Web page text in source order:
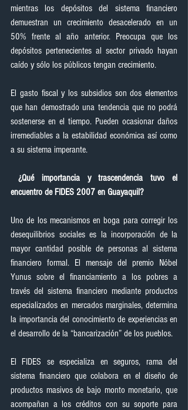
mientras los depósitos del sistema financiero
demuestran un crecimiento desacelerado en un
50% frente al año anterior. Preocupa que los
depósitos pertenecientes al sector privado hayan
caído y sólo los públicos tengan crecimiento.
El gasto fiscal y los subsidios son dos elementos
que han demostrado una tendencia que no podrá
sostenerse en el tiempo. Pueden ocasionar daños
irremediables a la estabilidad económica así como
a su sistema imperante.
¿Qué importancia y trascendencia tuvo el
encuentro de FIDES 2007 en Guayaquil?
Uno de los mecanismos en boga para corregir los
desequilibrios sociales es la incorporación de la
mayor cantidad posible de personas al sistema
financiero formal. El mensaje del premio Nóbel
Yunus sobre el financiamiento a los pobres a
través del sistema financiero mediante productos
especializados en mercados marginales, determina
la importancia del conocimiento de experiencias en
el desarrollo de la “bancarización” de los pueblos.
El FIDES se especializa en seguros, rama del
sistema financiero que colabora en el diseño de
productos masivos de bajo monto monetario, que
acompañan a los créditos con su soporte para